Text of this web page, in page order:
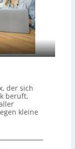
der sich
beruft,
kleine